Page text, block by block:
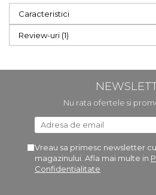
Caracteristici
Review-uri (1)
Nu rata ofertele si
Vreau sa primesc newsletter
magazinului. Afla mai multe in
Confidentialitate